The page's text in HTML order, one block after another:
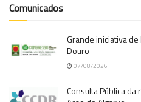
Comunicados
Grande iniciativa
Douro
07/08/2026
Consulta Pública